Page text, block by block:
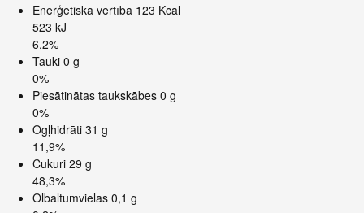
Enerģētiskā vērtība 123 Kcal
523 kJ
6,2%
Tauki 0 g
0%
Piesātinātas taukskābes 0 g
0%
Ogļhidrāti 31 g
11,9%
Cukuri 29 g
48,3%
Olbaltumvielas 0,1 g